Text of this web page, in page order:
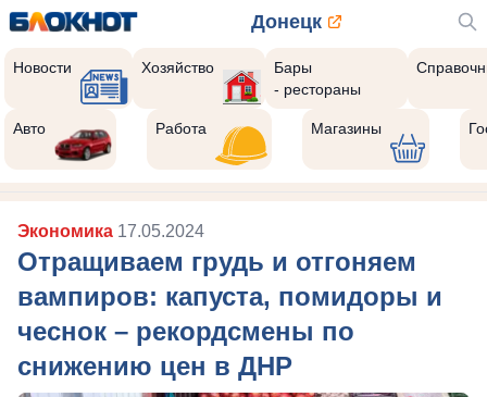
Донецк
Новости Хозяйство
Бары
- рестораны
Авто Работа Магазины
Экономика 17.05.2024
Отращиваем грудь и отгоняем
вампиров: капуста, помидоры и
чеснок – рекордсмены по
снижению цен в ДНР